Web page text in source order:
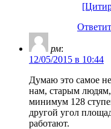
рм:
12/05/2015 в 10:44
Думаю это самое
нам, старым людям,
минимум 128
другой угол
работают.